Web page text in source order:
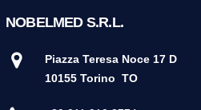
NOBELMED S.R.L.
Piazza Teresa Noce 17 D
10155 Torino TO